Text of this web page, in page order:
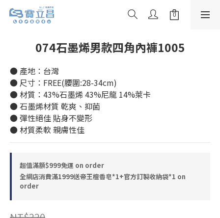
074石墨烯男款四角內褲1005
● 產地：台灣
● 尺寸：FREE(腰圍:28-34cm)
● 材質：43%石墨烯 43%尼龍 14%萊卡
● 石墨烯材質 乾爽、抑菌
● 彈性絕佳 貼身不變形
● 材質柔軟 親膚性佳
超值滿額$999免運 on order
全網店消費滿1999送帝王檀香皂*1+官方訂製收納袋*1 on
order